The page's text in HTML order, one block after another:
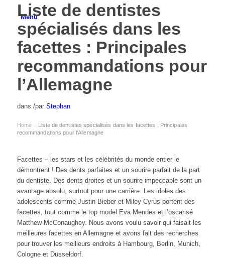
Menu
Liste de dentistes
spécialisés dans les
facettes : Principales
recommandations pour
l’Allemagne
dans /par Stephan
Home › Liste de dentistes spécialisés dans les facettes : Principales
recommandations pour l’Allemagne
Facettes – les stars et les célébrités du monde entier le
démontrent ! Des dents parfaites et un sourire parfait de la part
du dentiste. Des dents droites et un sourire impeccable sont un
avantage absolu, surtout pour une carrière. Les idoles des
adolescents comme Justin Bieber et Miley Cyrus portent des
facettes, tout comme le top model Eva Mendes et l’oscarisé
Matthew McConaughey. Nous avons voulu savoir qui faisait les
meilleures facettes en Allemagne et avons fait des recherches
pour trouver les meilleurs endroits à Hambourg, Berlin, Munich,
Cologne et Düsseldorf.